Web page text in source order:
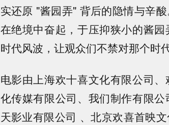
实还原 "酱园弄" 背后的隐情与辛
在绝境中奋起，于压抑狭小的酱
时代风波，让观众们不禁对那个时
电影由上海欢十喜文化有限公司
化传媒有限公司、我们制作有限
天影业有限公司 、北京欢喜首映